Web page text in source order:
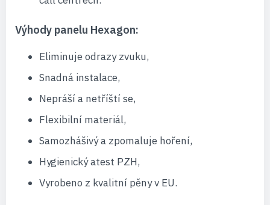
Výhody panelu Hexagon:
Eliminuje odrazy zvuku,
Snadná instalace,
Nepráší a netříští se,
Flexibilní materiál,
Samozhášivý a zpomaluje hoření,
Hygienický atest PZH,
Vyrobeno z kvalitní pěny v EU.